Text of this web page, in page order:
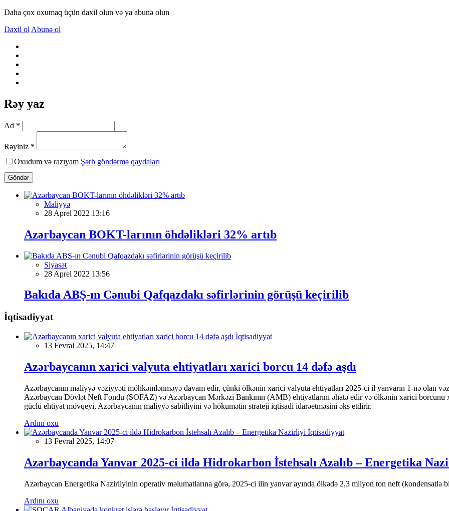
Daha çox oxumaq üçün daxil olun və ya abunə olun
Daxil ol Abunə ol
Rəy yaz
Ad *
Rəyiniz *
Oxudum və razıyam Şərh göndərmə qaydaları
Göndər
Maliyyə
28 Aprel 2022 13:16
Azərbaycan BOKT-larının öhdəlikləri 32% artıb
Siyasət
28 Aprel 2022 13:56
Bakıda ABŞ-ın Cənubi Qafqazdakı səfirlərinin görüşü keçirilib
İqtisadiyyat
İqtisadiyyat
13 Fevral 2025, 14:47
Azərbaycanın xarici valyuta ehtiyatları xarici borcu 14 dəfə aşdı
Azərbaycanın maliyyə vəziyyəti möhkəmlənməyə davam edir, çünki ölkənin xarici valyuta ehtiyatları 2025-ci il yanvarın 1-nə olan
Azərbaycan Dövlət Neft Fondu (SOFAZ) və Azərbaycan Mərkəzi Bankının (AMB) ehtiyatlarını əhatə edir və ölkənin xarici
güclü ehtiyat mövqeyi, Azərbaycanın maliyyə sabitliyini və hökumətin strateji iqtisadi idarəetməsini əks etdirir.
Ardını oxu
İqtisadiyyat
13 Fevral 2025, 14:07
Azərbaycanda Yanvar 2025-ci ildə Hidrokarbon İstehsalı Azalıb – Energetika
Azərbaycan Energetika Nazirliyinin operativ məlumatlarına görə, 2025-ci ilin yanvar ayında ölkədə 2,3 milyon ton neft (kondensatla
Ardını oxu